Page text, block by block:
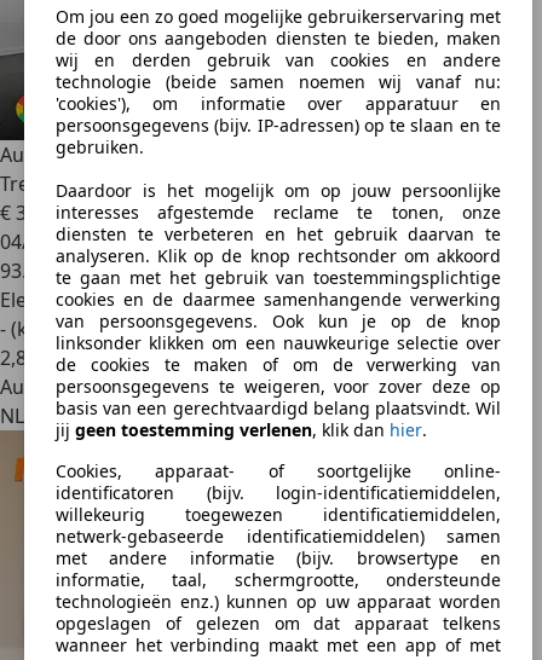
Om jou een zo goed mogelijke gebruikerservaring met
de door ons aangeboden diensten te bieden, maken
wij en derden gebruik van cookies en andere
technologie (beide samen noemen wij vanaf nu:
'cookies'), om informatie over apparatuur en
persoonsgegevens (bijv. IP-adressen) op te slaan en te
gebruiken.
Daardoor is het mogelijk om op jouw persoonlijke
interesses afgestemde reclame te tonen, onze
diensten te verbeteren en het gebruik daarvan te
analyseren. Klik op de knop rechtsonder om akkoord
te gaan met het gebruik van toestemmingsplichtige
cookies en de daarmee samenhangende verwerking
van persoonsgegevens. Ook kun je op de knop
linksonder klikken om een nauwkeurige selectie over
de cookies te maken of om de verwerking van
persoonsgegevens te weigeren, voor zover deze op
basis van een gerechtvaardigd belang plaatsvindt. Wil
jij geen toestemming verlenen, klik dan hier.
Cookies, apparaat- of soortgelijke online-
identificatoren (bijv. login-identificatiemiddelen,
willekeurig toegewezen identificatiemiddelen,
netwerk-gebaseerde identificatiemiddelen) samen
met andere informatie (bijv. browsertype en
informatie, taal, schermgrootte, ondersteunde
technologieën enz.) kunnen op uw apparaat worden
opgeslagen of gelezen om dat apparaat telkens
wanneer het verbinding maakt met een app of met
Audi Q4 e-tron50 quattro Advanced edition 77 kWh |
Trekhaak | He
€ 31.4451
04/2022
93.982 km
Elektrisch
- (kWh/100 km)
2,8
Autobedrijf
NL 5741 SX